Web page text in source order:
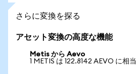
さらに変換を探る
アセット変換の高度な機能
Metis から Aevo
1 METIS は 122.8142 AEVO に相当